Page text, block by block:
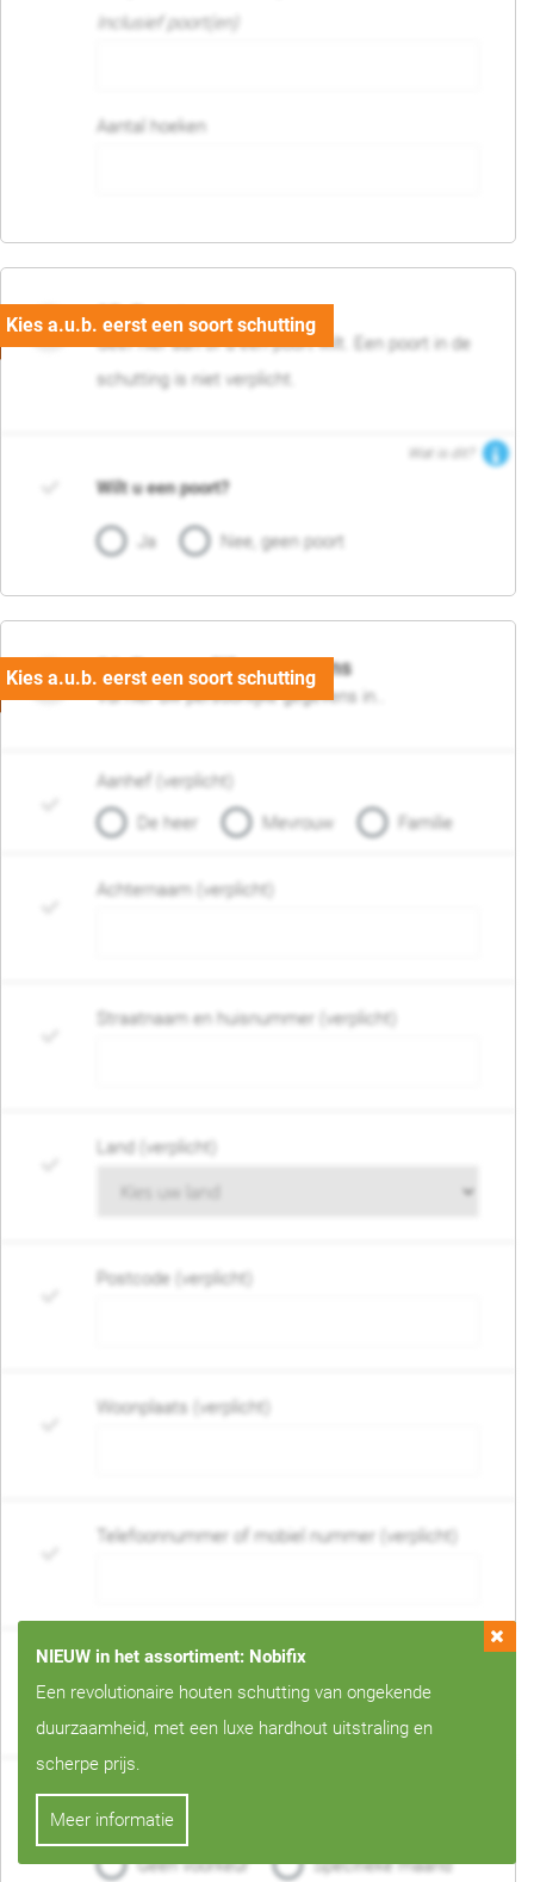
Inclusief poort(en)
Aantal hoeken
05. Poort
Geef hier aan of u een poort wilt. Een poort in de
schutting is niet verplicht.
Wat is dit?
Wilt u een poort?
Ja Nee, geen poort
06. Persoonlijke gegevens
Vul hier uw persoonlijke gegevens in..
Aanhef (verplicht)
De heer
Mevrouw Familie
Achternaam (verplicht)
Straatnaam en huisnummer (verplicht)
Land (verplicht)
Postcode (verplicht)
Woonplaats (verplicht)
Telefoonnummer of mobiel nummer (verplicht)
E-mail adres (verplicht)
(verplicht)
Geen voorkeur
Specifieke maand
NIEUW in het assortiment: Nobifix
Een revolutionaire houten schutting van ongekende
duurzaamheid, met een luxe hardhout uitstraling en
scherpe prijs.
Meer informatie